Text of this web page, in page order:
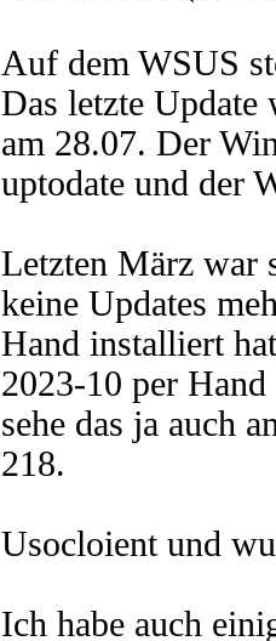
Auf dem WSUS
Das letzte Update
am 28.07. Der
uptodate und der
Letzten März war
keine Updates
Hand installiert
2023-10 per
sehe das ja auch
218.
Usocloient und
Ich habe auch